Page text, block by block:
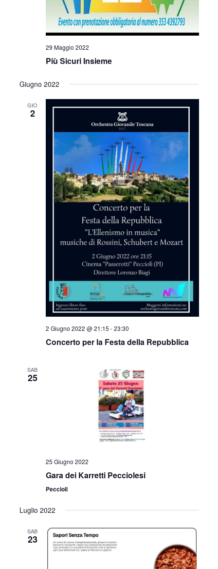
29 Maggio 2022
Più Sicuri Insieme
Giugno 2022
GIO
2
2 Giugno 2022 @ 21:15 -23:30
Concerto per la Festa della Repubblica
SAB
25
25 Giugno 2022
Gara dei Karretti Pecciolesi
Peccioli
Luglio 2022
SAB
23